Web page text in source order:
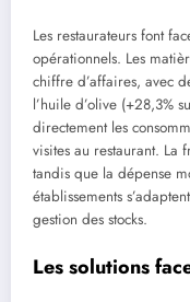
Les restaurateurs font
opérationnels. Les
chiffre d’affaires, avec
l’huile d’olive (+28,3%
directement les
visites au restaurant. La
tandis que la dépense
établissements
gestion des stocks.
Les solutions